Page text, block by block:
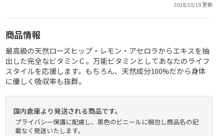
2018/10/19 更新
商品情報
最高級の天然ローズヒップ・レモン・アセロラからエキスを抽
出した完全なビタミンＣ。万能ビタミンとしてあなたのライフ
スタイルを応援します。もちろん、天然成分100%だから身体
に優しく吸収率も抜群。
国内倉庫より発送される商品です。
プライバシー保護に配慮し、黒色のビニールに梱包し商品名の記
載なく発送いたします。